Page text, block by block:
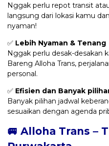
Nggak perlu repot transit
langsung dari lokasi kamu
nyaman!
✅ Lebih Nyaman & Tenang
Nggak perlu desak-desakan
Bareng Alloha Trans,
personal.
✅ Efisien dan Banyak
Banyak pilihan jadwal
sesuaikan dengan agenda
🚐 Alloha Trans –